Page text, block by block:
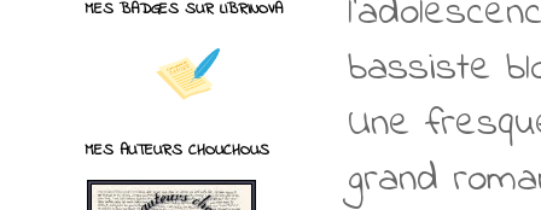
bassiste
Une
grand
MES BADGES SUR LIBRINOVA
MES AUTEURS CHOUCHOUS